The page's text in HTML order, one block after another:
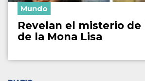
Mundo
Revelan el misterio de
de la Mona Lisa